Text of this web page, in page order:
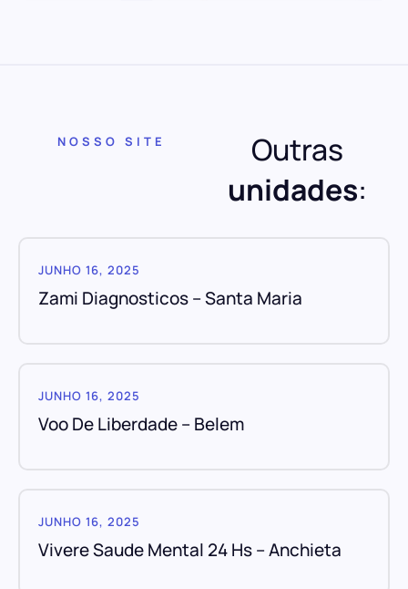
NOSSO SITE
Outras
unidades:
JUNHO 16, 2025
Zami Diagnosticos – Santa Maria
JUNHO 16, 2025
Voo De Liberdade – Belem
JUNHO 16, 2025
Vivere Saude Mental 24 Hs – Anchieta